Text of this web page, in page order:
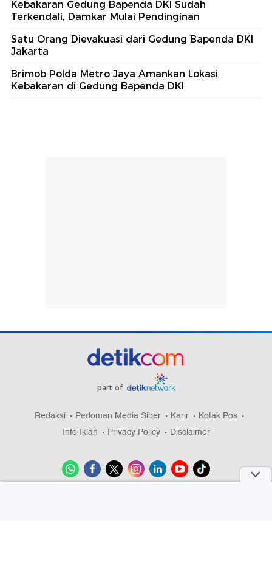
Kebakaran Gedung Bapenda DKI Sudah
Terkendali, Damkar Mulai Pendinginan
Satu Orang Dievakuasi dari Gedung Bapenda DKI
Jakarta
Brimob Polda Metro Jaya Amankan Lokasi
Kebakaran di Gedung Bapenda DKI
part of
Redaksi Pedoman Media Siber Karir
Kotak Pos
Info Iklan
Privacy Policy Disclaimer